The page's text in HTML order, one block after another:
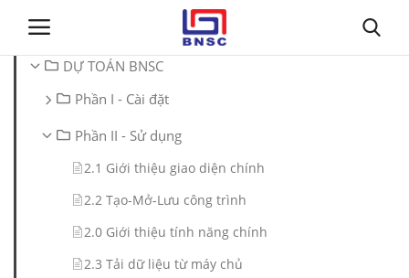
Đăng nhập
Trang chủ
Giới thiệu
DỰ TOÁN BNSC
Phần I - Cài đặt
Phần II - Sử dụng
2.1 Giới thiệu giao diện chính
2.2 Tạo-Mở-Lưu công trình
2.0 Giới thiệu tính năng chính
2.3 Tải dữ liệu từ máy chủ